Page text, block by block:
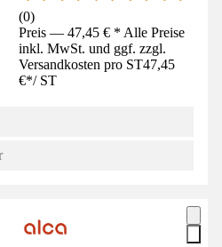
(0)
Preis — 47,45 € * Alle Preise
inkl. MwSt. und ggf. zzgl.
Versandkosten pro ST47,45
€*/ ST